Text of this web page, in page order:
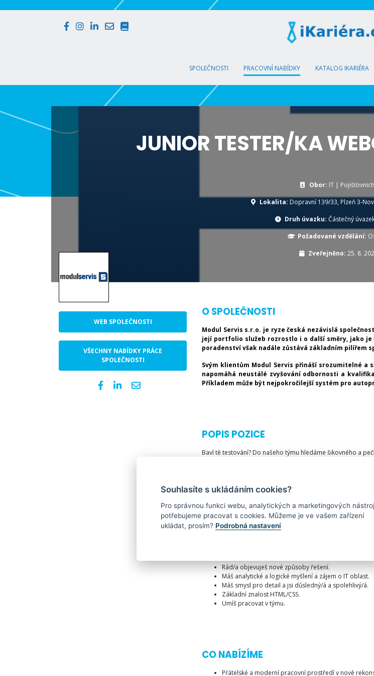
SPOLEČNOSTI PRACOVNÍ NABÍDKY KATALOG IKARIÉRA
JUNIOR TESTER/KA
Obor: IT |
Lokalita: Dopravní 139/33, Plzeň 3-
Druh úvazku: Částečný
Požadované vzdělání:
Zveřejněno: 25. 8.
WEB SPOLEČNOSTI
VŠECHNY NABÍDKY PRÁCE
SPOLEČNOSTI
O SPOLEČNOSTI
Modul Servis s.r.o. je ryze česká nezávislá
její portfolio služeb rozrostlo i o další směry, jako
poradenství však nadále zůstává základním pilířem
Svým klientům Modul Servis přináší srozumitelné
napomáhá neustálé zvyšování odbornosti a
Příkladem může být nejpokročilejší systém pro
POPIS POZICE
Baví tě testování? Do našeho týmu hledáme šikovného a
Jsi student, absolvent nebo již máš praxi? U nás budeš
Rád/a objevuješ nové způsoby řešení.
Máš analytické a logické myšlení a zájem o IT oblast.
Máš smysl pro detail a jsi důsledný/á a spolehlivý/á.
Základní znalost HTML/CSS.
Umíš pracovat v týmu.
CO NABÍZÍME
Přátelské a moderní pracovní prostředí v nově
Souhlasíte s ukládáním cookies?
Pro správnou funkci webu, analytických a marketingových
potřebujeme pracovat s cookies. Můžeme je ve vašem zařízení
ukládat, prosím? Podrobná nastavení